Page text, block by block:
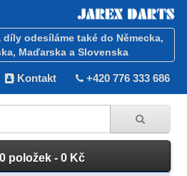
odesíláme také do Německa,
Maďarska a Slovenska
Kontakt +420 776 333 686
0 položek - 0 Kč